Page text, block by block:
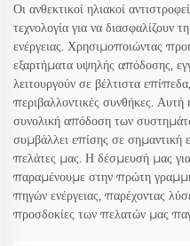
Οι ανθεκτικοί ηλιακοί
τεχνολογία για να διασφαλίζουν
ενέργειας. Χρησιμοποιώντας
εξαρτήματα υψηλής απόδοσης,
λειτουργούν σε βέλτιστα
περιβαλλοντικές συνθήκες. Αυτή
συνολική απόδοση των
συμβάλλει επίσης σε σημαντική
πελάτες μας. Η δέσμευσή μας για
παραμένουμε στην πρώτη
πηγών ενέργειας, παρέχοντας
προσδοκίες των πελατών μας